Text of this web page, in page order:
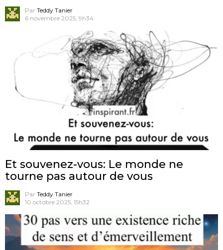
Par Teddy Tanier
6 novembre 2025, 9h34
Et souvenez-vous: Le monde ne
tourne pas autour de vous
Par Teddy Tanier
10 octobre 2025, 15h32